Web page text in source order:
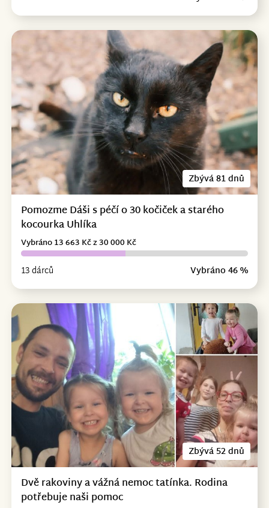
Zbývá 81 dnů
Pomozme Dáši s péčí o 30 kočiček a starého
kocourka Uhlíka
13 dárců Vybráno 46 %
Vybráno 13 663 Kč z 30 000 Kč
Zbývá 52 dnů
Dvě rakoviny a vážná nemoc tatínka. Rodina
potřebuje naši pomoc